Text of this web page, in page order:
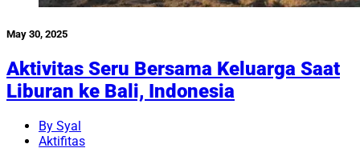
May 30, 2025
Aktivitas Seru Bersama Keluarga Saat
Liburan ke Bali, Indonesia
By Syal
Aktifitas